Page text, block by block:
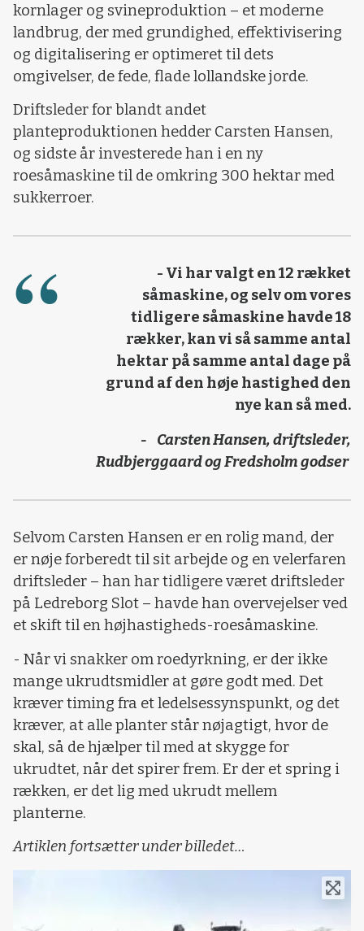
kornlager og svineproduktion – et moderne
landbrug, der med grundighed, effektivisering
og digitalisering er optimeret til dets
omgivelser, de fede, flade lollandske jorde.
Driftsleder for blandt andet
planteproduktionen hedder Carsten Hansen,
og sidste år investerede han i en ny
roesåmaskine til de omkring 300 hektar med
sukkerroer.
- Vi har valgt en 12 rækket
såmaskine, og selv om vores
tidligere såmaskine havde 18
rækker, kan vi så samme antal
hektar på samme antal dage på
grund af den høje hastighed den
nye kan så med.
- Carsten Hansen, driftsleder,
Rudbjerggaard og Fredsholm godser
Selvom Carsten Hansen er en rolig mand, der
er nøje forberedt til sit arbejde og en velerfaren
driftsleder – han har tidligere været driftsleder
på Ledreborg Slot – havde han overvejelser ved
et skift til en højhastigheds-roesåmaskine.
- Når vi snakker om roedyrkning, er der ikke
mange ukrudtsmidler at gøre godt med. Det
kræver timing fra et ledelsessynspunkt, og det
kræver, at alle planter står nøjagtigt, hvor de
skal, så de hjælper til med at skygge for
ukrudtet, når det spirer frem. Er der et spring i
rækken, er det lig med ukrudt mellem
planterne.
Artiklen fortsætter under billedet…